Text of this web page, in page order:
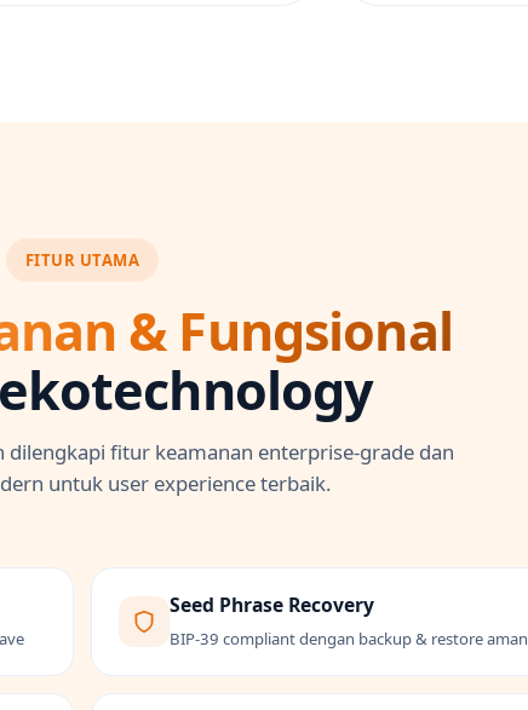
FITUR UTAMA
& Fungsional
dilengkapi fitur keamanan enterprise-grade dan
untuk user experience terbaik.
Seed Phrase Recovery
BIP-39 compliant dengan backup & restore aman